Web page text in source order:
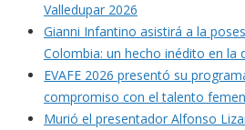
Valledupar 2026
Gianni Infantino asistirá a la
Colombia: un hecho inédito en la
EVAFE 2026 presentó su
compromiso con el talento
Murió el presentador Alfonso